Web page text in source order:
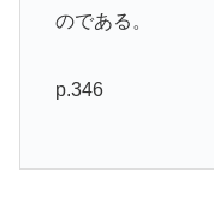
のである。
p.346